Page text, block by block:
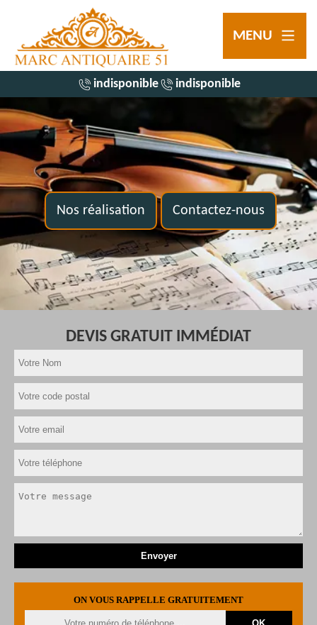
MENU
indisponible indisponible
Nos réalisation Contactez-nous
DEVIS GRATUIT IMMÉDIAT
ON VOUS RAPPELLE GRATUITEMENT